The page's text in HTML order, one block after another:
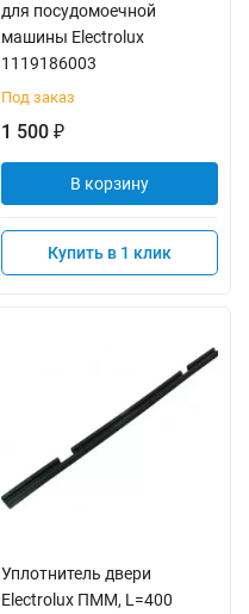
для посудомоечной
машины Electrolux
1119186003
Под заказ
1 500 ₽
В корзину
Купить в 1 клик
Уплотнитель двери
Electrolux ПММ, L=400